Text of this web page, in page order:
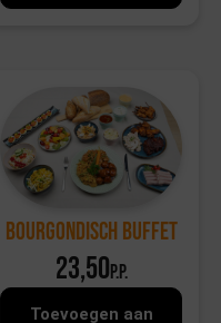
Bourgondisch Buffet
23,50p.p.
Toevoegen aan